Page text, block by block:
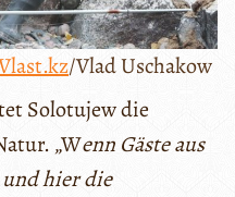
/Vlad Uschakow
Solotujew die
„Wenn Gäste aus
hier die